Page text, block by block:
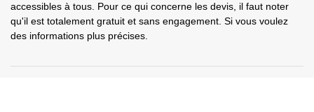
accessibles à tous. Pour ce qui concerne les devis, il faut noter
qu'il est totalement gratuit et sans engagement. Si vous voulez
des informations plus précises.